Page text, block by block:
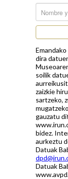
dira
soilik
zaizkie
sartzeko,
gauzatu
bidez.
aurkeztu
Datuak
Datuak